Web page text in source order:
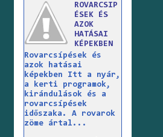
ROVARCSIP
ÉSEK ÉS
AZOK
HATÁSAI
KÉPEKBEN
Rovarcsípések és
azok hatásai
képekben Itt a nyár,
a kerti programok,
kirándulások és a
rovarcsípések
időszaka. A rovarok
zöme ártal...